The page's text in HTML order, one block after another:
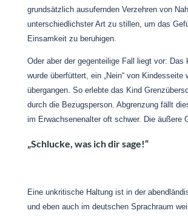
grundsätzlich ausufernden Verzehren von
unterschiedlichster Art zu stillen, um das
Einsamkeit zu beruhigen.
Oder aber der gegenteilige Fall liegt vor: Das
wurde überfüttert, ein „Nein“ von Kindesseite
übergangen. So erlebte das Kind
durch die Bezugsperson. Abgrenzung fällt
im Erwachsenenalter oft schwer. Die äußere
„Schlucke, was ich dir sage!“
Eine unkritische Haltung ist in der
und eben auch im deutschen Sprachraum